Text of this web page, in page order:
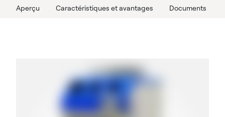
Aperçu Caractéristiques et avantages Documents